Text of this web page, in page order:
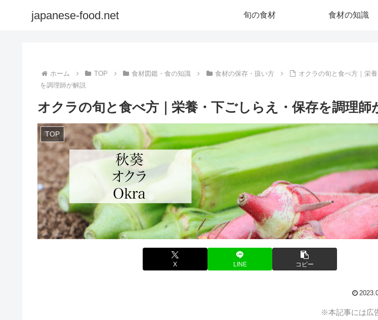
japanese-food.net 旬の食材 食材の知識
ホーム TOP 食材図鑑・食の知識 食材の保存・扱い方
オクラの旬と食べ方｜栄
を調理師が解説
オクラの旬と食べ方｜栄養・下ごしらえ・保存を調理師
TOP
X LINE コピー
※本記事には広